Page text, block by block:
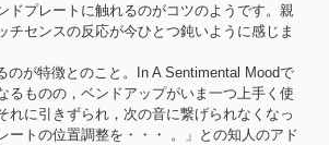
ドプレートに触れるのがコツのようです。親
センスの反応が今ひとつ鈍いように感じま
が特徴とのこと。In A Sentimental Moodで
ものの，ベンドアップがいま一つ上手く使
れに引きずられ，次の音に繋げられなくなっ
ートの位置調整を・・・ 。」との知人のアド